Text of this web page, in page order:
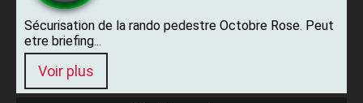
Sécurisation de la rando pedestre Octobre Rose. Peut
etre briefing...
Voir plus